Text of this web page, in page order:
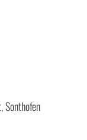
Sonthofen